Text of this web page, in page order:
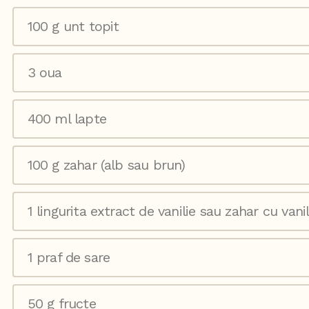
100 g unt topit
3 oua
400 ml lapte
100 g zahar (alb sau brun)
1 lingurita extract de vanilie sau zahar cu
1 praf de sare
50 g fructe